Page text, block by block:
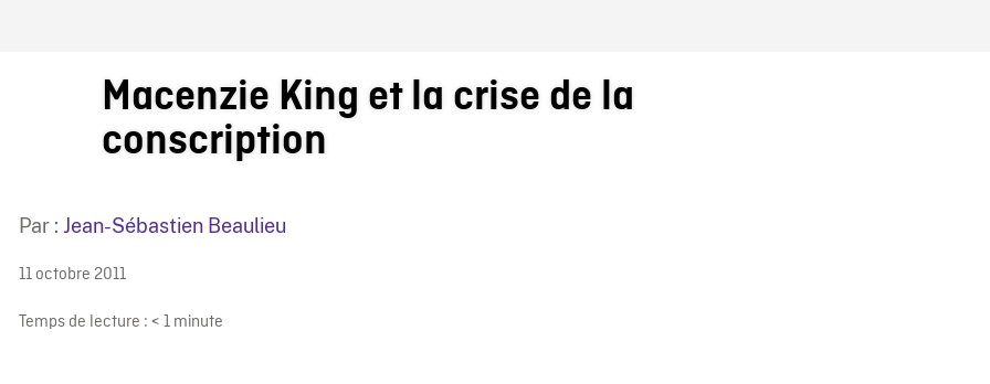
ONF
Macenzie King et la crise de la
conscription
Par : Jean-Sébastien Beaulieu
11 octobre 2011
Temps de lecture : < 1 minute